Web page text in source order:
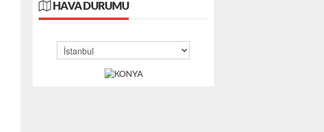
HAVA DURUMU